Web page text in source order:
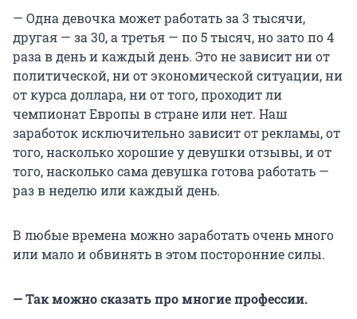
— Одна девочка может работать за 3 тысячи,
другая — за 30, а третья — по 5 тысяч, но зато по 4
раза в день и каждый день. Это не зависит ни от
политической, ни от экономической ситуации, ни
от курса доллара, ни от того, проходит ли
чемпионат Европы в стране или нет. Наш
заработок исключительно зависит от рекламы, от
того, насколько хорошие у девушки отзывы, и от
того, насколько сама девушка готова работать —
раз в неделю или каждый день.
В любые времена можно заработать очень много
или мало и обвинять в этом посторонние силы.
— Так можно сказать про многие профессии.